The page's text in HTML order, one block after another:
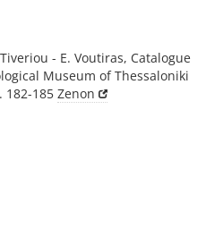
- E. Voutiras, Catalogue
Museum of Thessaloniki
182-185 Zenon